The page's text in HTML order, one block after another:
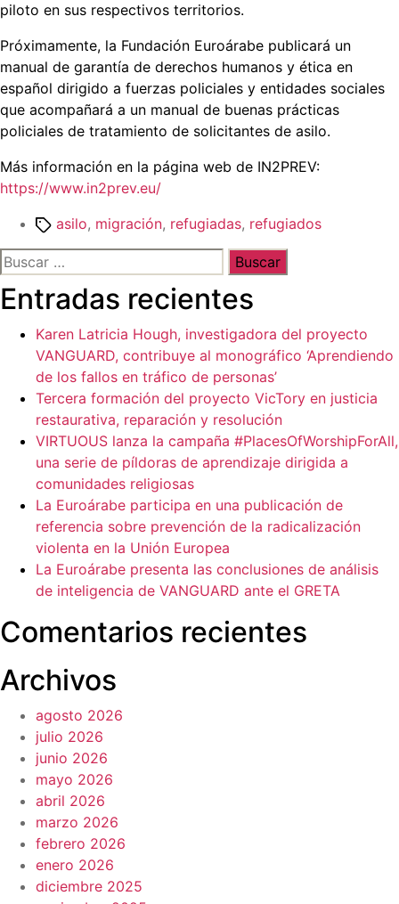
piloto en sus respectivos territorios.
Próximamente, la Fundación Euroárabe publicará un
manual de garantía de derechos humanos y ética en
español dirigido a fuerzas policiales y entidades sociales
que acompañará a un manual de buenas prácticas
policiales de tratamiento de solicitantes de asilo.
Más información en la página web de IN2PREV:
https://www.in2prev.eu/
Etiquetas
asilo, migración, refugiadas, refugiados
Buscar:
Entradas recientes
Karen Latricia Hough, investigadora del proyecto
VANGUARD, contribuye al monográfico ‘Aprendiendo
de los fallos en tráfico de personas’
Tercera formación del proyecto VicTory en justicia
restaurativa, reparación y resolución
VIRTUOUS lanza la campaña #PlacesOfWorshipForAll,
una serie de píldoras de aprendizaje dirigida a
comunidades religiosas
La Euroárabe participa en una publicación de
referencia sobre prevención de la radicalización
violenta en la Unión Europea
La Euroárabe presenta las conclusiones de análisis
de inteligencia de VANGUARD ante el GRETA
Comentarios recientes
Archivos
agosto 2026
julio 2026
junio 2026
mayo 2026
abril 2026
marzo 2026
febrero 2026
enero 2026
diciembre 2025